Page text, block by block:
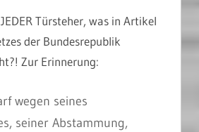
Türsteher, was in Artikel
der Bundesrepublik
Zur Erinnerung:
wegen seines
seiner Abstammung,